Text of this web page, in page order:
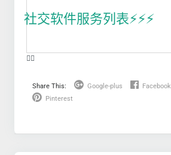
社交软件服务列表⚡️⚡️⚡️
❤️‍🔥
Share This: Google-plus Facebook
Pinterest